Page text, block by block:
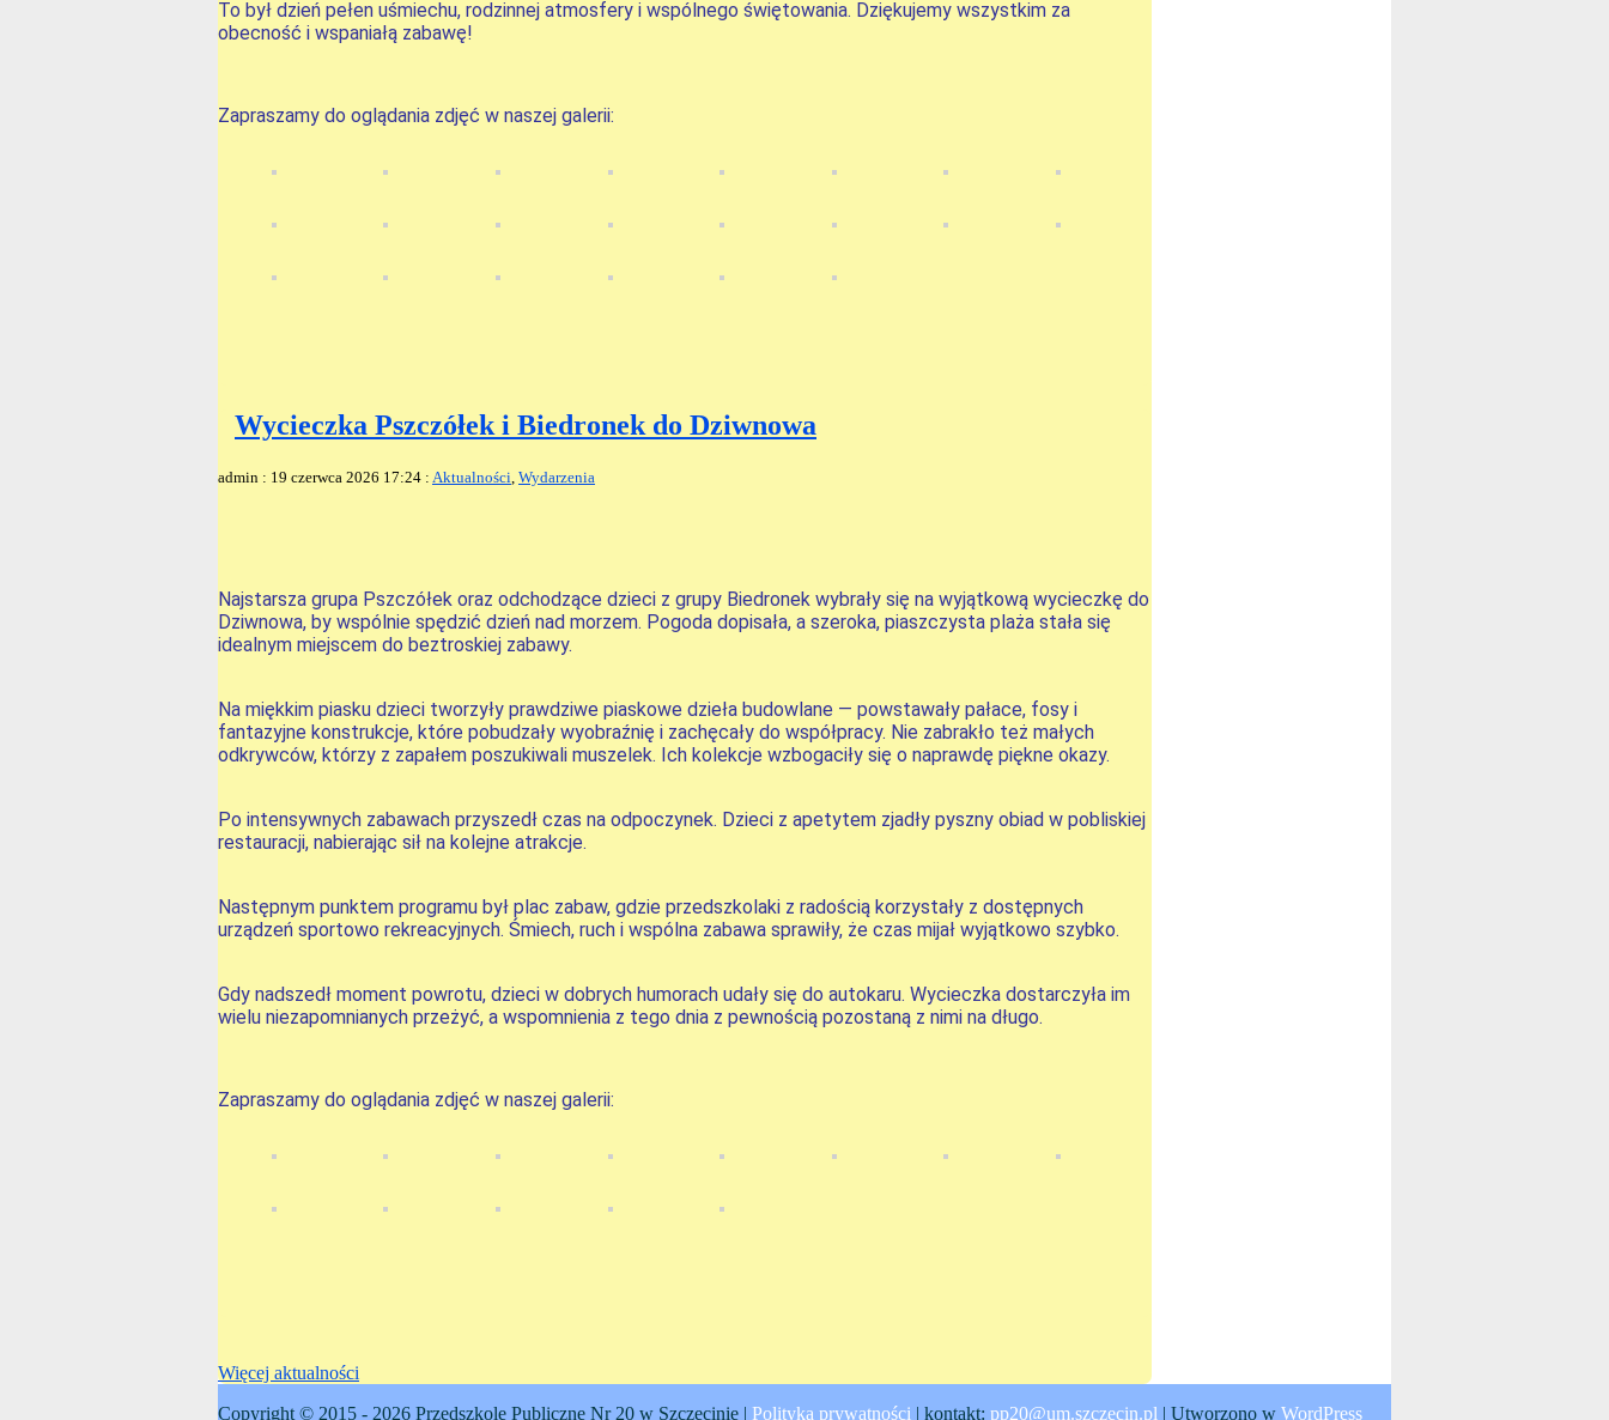
To był dzień pełen uśmiechu, rodzinnej atmosfery i wspólnego świętowania. Dziękujemy wszystkim za
obecność i wspaniałą zabawę!
Zapraszamy do oglądania zdjęć w naszej galerii:
Wycieczka Pszczółek i Biedronek do Dziwnowa
admin : 19 czerwca 2026 17:24 : Aktualności, Wydarzenia
Najstarsza grupa Pszczółek oraz odchodzące dzieci z grupy Biedronek wybrały się na wyjątkową wycieczkę do
Dziwnowa, by wspólnie spędzić dzień nad morzem. Pogoda dopisała, a szeroka, piaszczysta plaża stała się
idealnym miejscem do beztroskiej zabawy.
Na miękkim piasku dzieci tworzyły prawdziwe piaskowe dzieła budowlane — powstawały pałace, fosy i
fantazyjne konstrukcje, które pobudzały wyobraźnię i zachęcały do współpracy. Nie zabrakło też małych
odkrywców, którzy z zapałem poszukiwali muszelek. Ich kolekcje wzbogaciły się o naprawdę piękne okazy.
Po intensywnych zabawach przyszedł czas na odpoczynek. Dzieci z apetytem zjadły pyszny obiad w pobliskiej
restauracji, nabierając sił na kolejne atrakcje.
Następnym punktem programu był plac zabaw, gdzie przedszkolaki z radością korzystały z dostępnych
urządzeń sportowo rekreacyjnych. Śmiech, ruch i wspólna zabawa sprawiły, że czas mijał wyjątkowo szybko.
Gdy nadszedł moment powrotu, dzieci w dobrych humorach udały się do autokaru. Wycieczka dostarczyła im
wielu niezapomnianych przeżyć, a wspomnienia z tego dnia z pewnością pozostaną z nimi na długo.
Zapraszamy do oglądania zdjęć w naszej galerii:
Więcej aktualności
Copyright © 2015 - 2026 Przedszkole Publiczne Nr 20 w Szczecinie | Polityka prywatności | kontakt: pp20@um.szczecin.pl | Utworzono w WordPress